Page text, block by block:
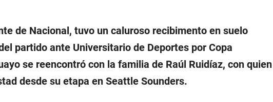
de Nacional, tuvo un caluroso recibimento en suelo
partido ante Universitario de Deportes por Copa
se reencontró con la familia de Raúl Ruidíaz, con quien
desde su etapa en Seattle Sounders.